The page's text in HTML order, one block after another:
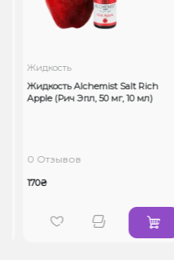
Жидкость
Жидкость Alchemist Salt Rich
Apple (Рич Эпл, 50 мг, 10 мл)
0 Отзывов
170₴